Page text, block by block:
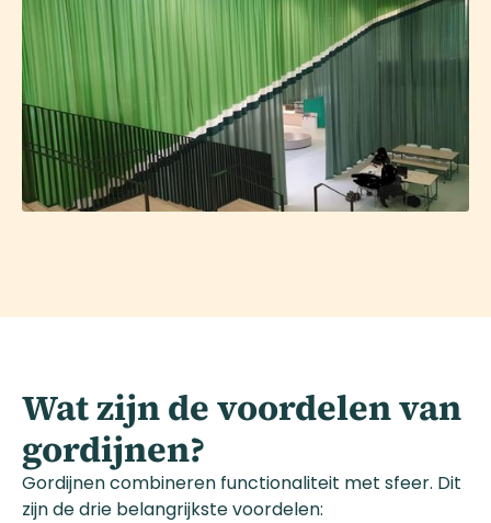
Wat zijn de voordelen van
gordijnen?
Gordijnen combineren functionaliteit met sfeer. Dit
zijn de drie belangrijkste voordelen: